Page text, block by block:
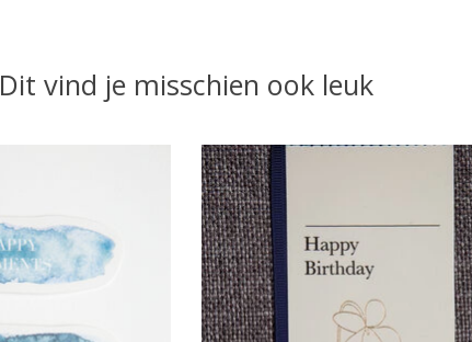
Dit vind je misschien ook leuk